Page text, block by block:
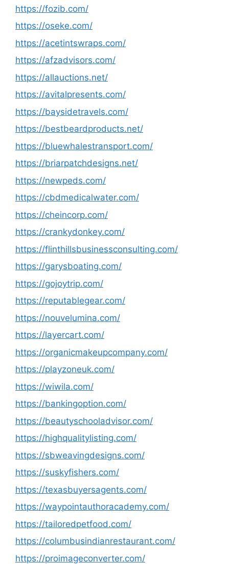
https://fozib.com/
https://oseke.com/
https://acetintswraps.com/
https://afzadvisors.com/
https://allauctions.net/
https://avitalpresents.com/
https://baysidetravels.com/
https://bestbeardproducts.net/
https://bluewhalestransport.com/
https://briarpatchdesigns.net/
https://newpeds.com/
https://cbdmedicalwater.com/
https://cheincorp.com/
https://crankydonkey.com/
https://flinthillsbusinessconsulting.com/
https://garysboating.com/
https://gojoytrip.com/
https://reputablegear.com/
https://nouvelumina.com/
https://layercart.com/
https://organicmakeupcompany.com/
https://playzoneuk.com/
https://wiwila.com/
https://bankingoption.com/
https://beautyschooladvisor.com/
https://highqualitylisting.com/
https://sbweavingdesigns.com/
https://suskyfishers.com/
https://texasbuyersagents.com/
https://waypointauthoracademy.com/
https://tailoredpetfood.com/
https://columbusindianrestaurant.com/
https://proimageconverter.com/